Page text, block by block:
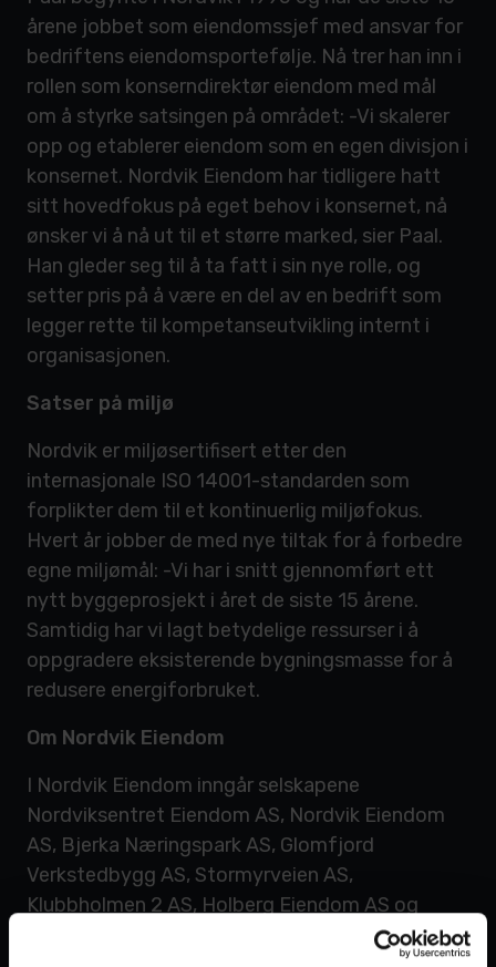
årene jobbet som eiendomssjef med ansvar for
bedriftens eiendomsportefølje. Nå trer han inn i
rollen som konserndirektør eiendom med mål
om å styrke satsingen på området: -Vi skalerer
opp og etablerer eiendom som en egen divisjon i
konsernet. Nordvik Eiendom har tidligere hatt
sitt hovedfokus på eget behov i konsernet, nå
ønsker vi å nå ut til et større marked, sier Paal.
Han gleder seg til å ta fatt i sin nye rolle, og
setter pris på å være en del av en bedrift som
legger rette til kompetanseutvikling internt i
organisasjonen.
Satser på miljø
Nordvik er miljøsertifisert etter den
internasjonale ISO 14001-standarden som
forplikter dem til et kontinuerlig miljøfokus.
Hvert år jobber de med nye tiltak for å forbedre
egne miljømål: -Vi har i snitt gjennomført ett
nytt byggeprosjekt i året de siste 15 årene.
Samtidig har vi lagt betydelige ressurser i å
oppgradere eksisterende bygningsmasse for å
redusere energiforbruket.
Om Nordvik Eiendom
I Nordvik Eiendom inngår selskapene
Nordviksentret Eiendom AS, Nordvik Eiendom
AS, Bjerka Næringspark AS, Glomfjord
Verkstedbygg AS, Stormyrveien AS,
Klubbholmen 2 AS, Holberg Eiendom AS og